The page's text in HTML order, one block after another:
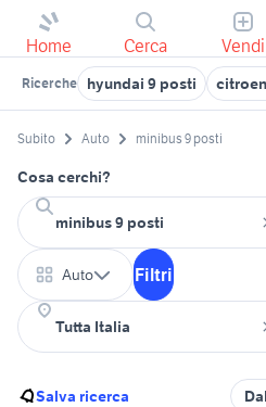
Home Cerca Vendi
Ricerche hyundai 9 posti
Subito Auto minibus 9 posti
Cosa cerchi?
Auto Filtri
Salva ricerca